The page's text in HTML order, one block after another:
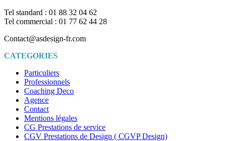
Tel standard : 01 88 32 04 62
Tel commercial : 01 77 62 44 28
Contact@asdesign-fr.com
CATEGORIES
Particuliers
Professionnels
Coaching Deco
Agence
Contact
Mentions légales
CG Prestations de service
CGV Prestations de Design ( CGVP Design)